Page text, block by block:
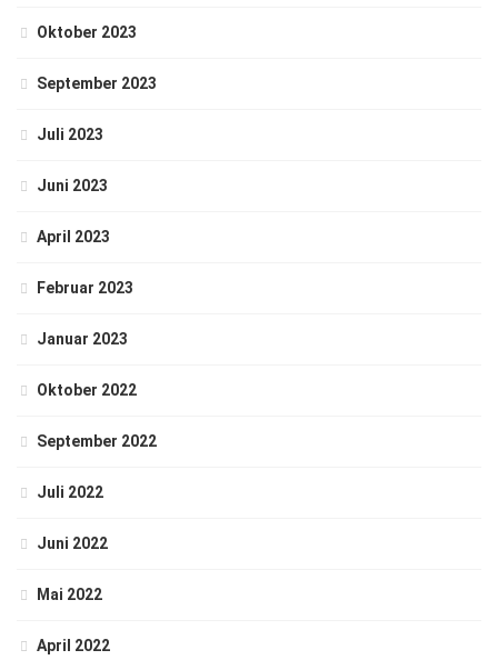
Oktober 2023
September 2023
Juli 2023
Juni 2023
April 2023
Februar 2023
Januar 2023
Oktober 2022
September 2022
Juli 2022
Juni 2022
Mai 2022
April 2022